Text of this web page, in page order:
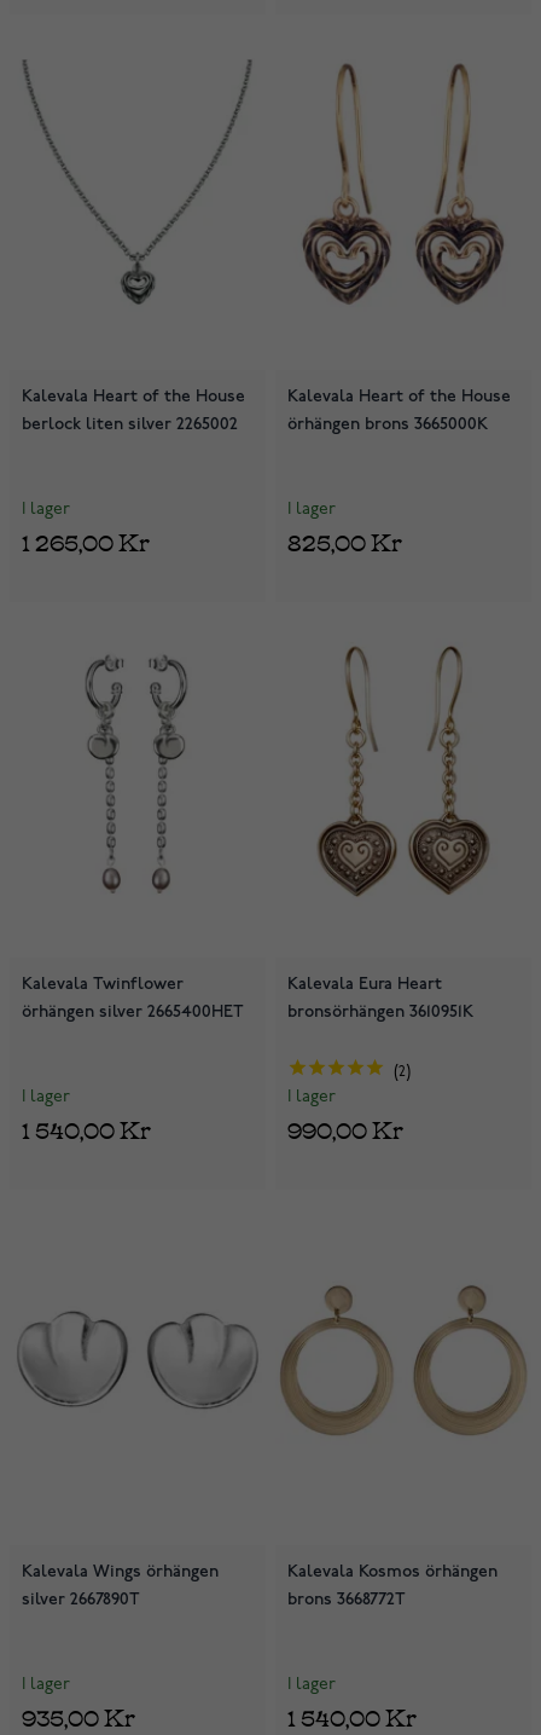
Kalevala Heart of the House
berlock liten silver 2265002
I lager
1 265,00 Kr
Kalevala Heart of the House
örhängen brons 3665000K
I lager
825,00 Kr
Kalevala Twinflower
örhängen silver 2665400HET
I lager
1 540,00 Kr
Kalevala Eura Heart
bronsörhängen 3610951K
2
I lager
990,00 Kr
Kalevala Wings örhängen
silver 2667890T
I lager
935,00 Kr
Kalevala Kosmos örhängen
brons 3668772T
I lager
1 540,00 Kr